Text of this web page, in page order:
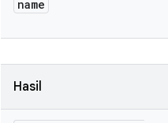
name
Hasil